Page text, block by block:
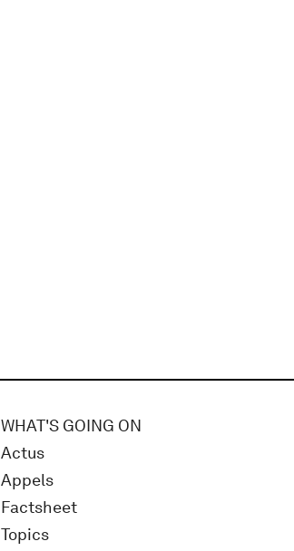
WHAT'S GOING ON
Actus
Appels
Factsheet
Topics